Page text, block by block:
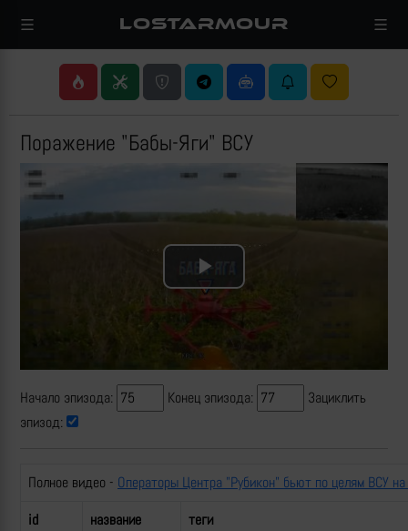
LOSTARMOUR
Поражение "Бабы-Яги" ВСУ
Play
Video
Начало эпизода: Конец эпизода:
Зациклить
эпизод:
Полное видео - Операторы Центра "Рубикон" бьют по целям ВСУ
id
название теги